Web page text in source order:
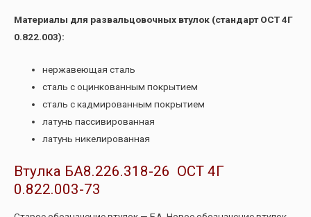
Материалы для развальцовочных втулок (стандарт ОСТ 4Г
0.822.003):
нержавеющая сталь
сталь с оцинкованным покрытием
сталь с кадмированным покрытием
латунь пассивированная
латунь никелированная
Втулка БА8.226.318-26 ОСТ 4Г
0.822.003-73